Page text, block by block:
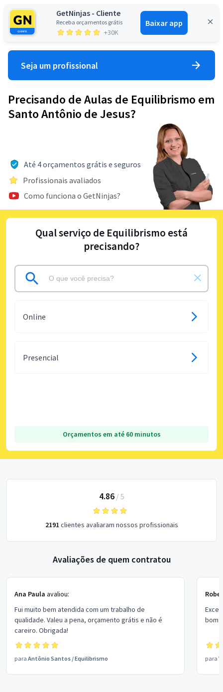
GetNinjas - Cliente
Receba orçamentos grátis
+30K
Baixar app
Entrar
Seja um profissional
Precisando de Aulas de Equilibrismo em
Santo Antônio de Jesus?
Até 4 orçamentos grátis e seguros
Profissionais avaliados
Como funciona o GetNinjas?
Qual serviço de Equilibrismo está
precisando?
Online
Presencial
Orçamentos em até 60 minutos
4.86/ 5
2191 clientes avaliaram nossos profissionais
Avaliações de quem contratou
Ana Paula avaliou:
Fui muito bem atendida com um trabalho de
qualidade. Valeu a pena, orçamento grátis e não é
careiro. Obrigada!
para Antônio Santos /Equilibrismo
bom
para